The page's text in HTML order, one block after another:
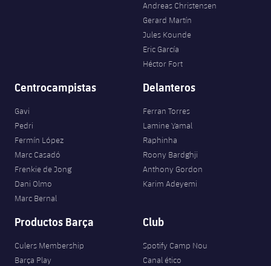
Andreas Christensen
Gerard Martín
Jules Kounde
Eric García
Héctor Fort
Centrocampistas
Gavi
Pedri
Fermín López
Marc Casadó
Frenkie de Jong
Dani Olmo
Marc Bernal
Delanteros
Ferran Torres
Lamine Yamal
Raphinha
Roony Bardghji
Anthony Gordon
Karim Adeyemi
Productos Barça
Culers Membership
Barça Play
Club
Spotify Camp Nou
Canal ético